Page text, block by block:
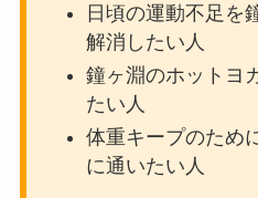
日頃の運動不足を
解消したい人
鐘ヶ淵のホットヨ
たい人
体重キープのため
に通いたい人